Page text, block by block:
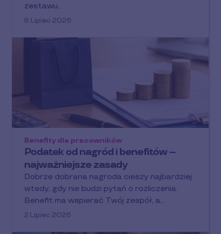
zestawu…
8 Lipiec 2026
Podatek od nagród i benefitów –
najważniejsze zasady
Benefity dla pracowników
Dobrze dobrana nagroda cieszy najbardziej
wtedy, gdy nie budzi pytań o rozliczenia.
Benefit ma wspierać Twój zespół, a…
2 Lipiec 2026